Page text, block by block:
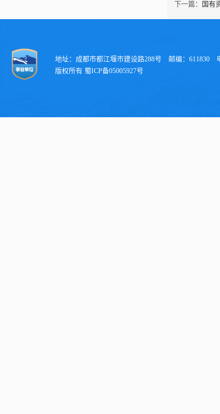
下一篇：
国有
地址：成都市都江堰市建设路288号 邮编：611830
版权所有 蜀ICP备05005927号